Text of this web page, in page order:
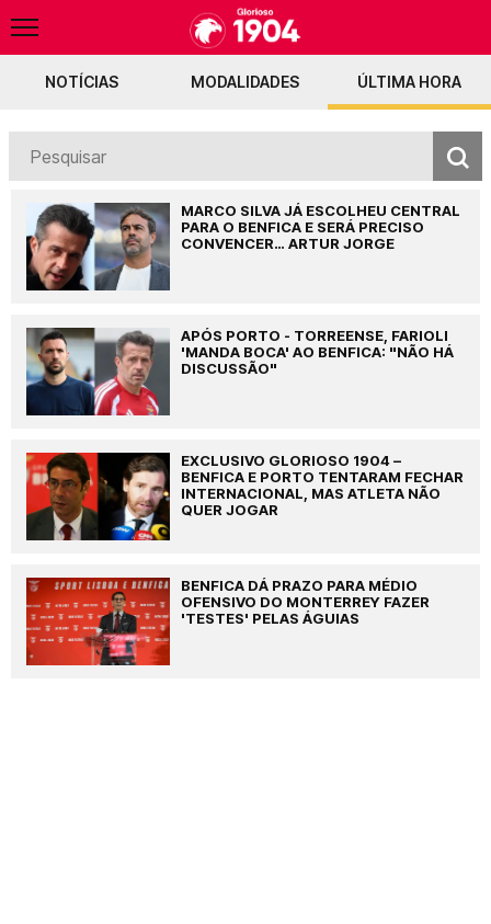
Fenerbahçe envia 50M por Pavlidis Bayern admite negociações com o
NOTÍCIAS MODALIDADES ÚLTIMA HORA
MARCO SILVA JÁ ESCOLHEU CENTRAL
PARA O BENFICA E SERÁ PRECISO
CONVENCER… ARTUR JORGE
APÓS PORTO - TORREENSE, FARIOLI
'MANDA BOCA' AO BENFICA: "NÃO HÁ
DISCUSSÃO"
EXCLUSIVO GLORIOSO 1904 –
BENFICA E PORTO TENTARAM FECHAR
INTERNACIONAL, MAS ATLETA NÃO
QUER JOGAR
BENFICA DÁ PRAZO PARA MÉDIO
OFENSIVO DO MONTERREY FAZER
'TESTES' PELAS ÁGUIAS